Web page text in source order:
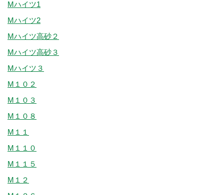
Mハイツ1
Mハイツ2
Mハイツ高砂２
Mハイツ高砂３
Mハイツ３
M１０２
M１０３
M１０８
M１１
M１１０
M１１５
M１２